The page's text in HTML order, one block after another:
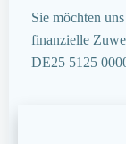
Sie möchten
finanzielle
DE25 5125